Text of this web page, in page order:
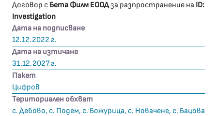
Договор с Бета Филм ЕООДза разпространение на ID:
Investigation
Дата на подписване
12.12.2022 г.
Дата на изтичане
31.12.2027 г.
Пакет
Цифров
Териториален обхват
с. Дебово, с. Подем, с. Божурица, с. Новачене, с. Бацова